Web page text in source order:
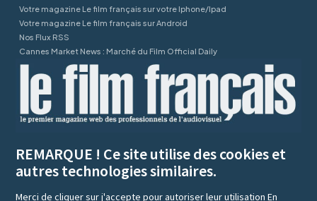
Votre magazine Le film français sur votre Iphone/Ipad
Votre magazine Le film français sur Android
Nos Flux RSS
Cannes Market News : Marché du Film Official Daily
REMARQUE ! Ce site utilise des cookies et
autres technologies similaires.
Merci de cliquer sur j'accepte pour autoriser leur utilisationEn